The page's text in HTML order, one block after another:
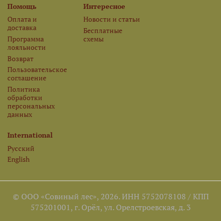
Помощь
Оплата и
доставка
Программа
лояльности
Возврат
Пользовательское
соглашение
Политика
обработки
персональных
данных
Интересное
Новости и статьи
Бесплатные
схемы
International
Русский
English
© ООО «Совиный лес», 2026. ИНН 5752078108 / КПП
575201001, г. Орёл, ул. Орелстроевская, д. 3